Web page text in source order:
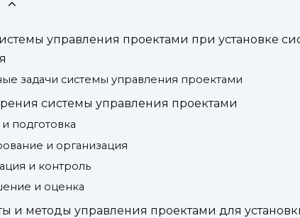
управления проектами при установке
задачи системы управления проектами
системы управления проектами
подготовка
и организация
и контроль
и оценка
и методы управления проектами для